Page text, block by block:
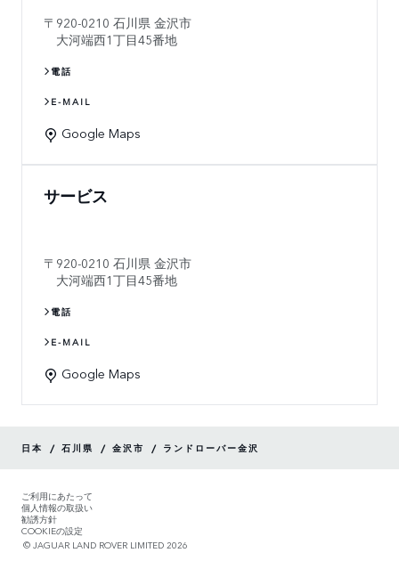
920-0210 石川県 金沢市
大河端西1丁目45番地
電話
E-MAIL
Google Maps
サービス
920-0210 石川県 金沢市
大河端西1丁目45番地
電話
E-MAIL
Google Maps
日本 / 石川県 / 金沢市 / ランドローバー金沢
ご利用にあたって
個人情報の取扱い
勧誘方針
COOKIEの設定
© JAGUAR LAND ROVER LIMITED 2026